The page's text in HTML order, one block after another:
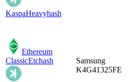
KaspaHeavyhash
Ethereum
ClassicEtchash
Samsung
K4G41325FE